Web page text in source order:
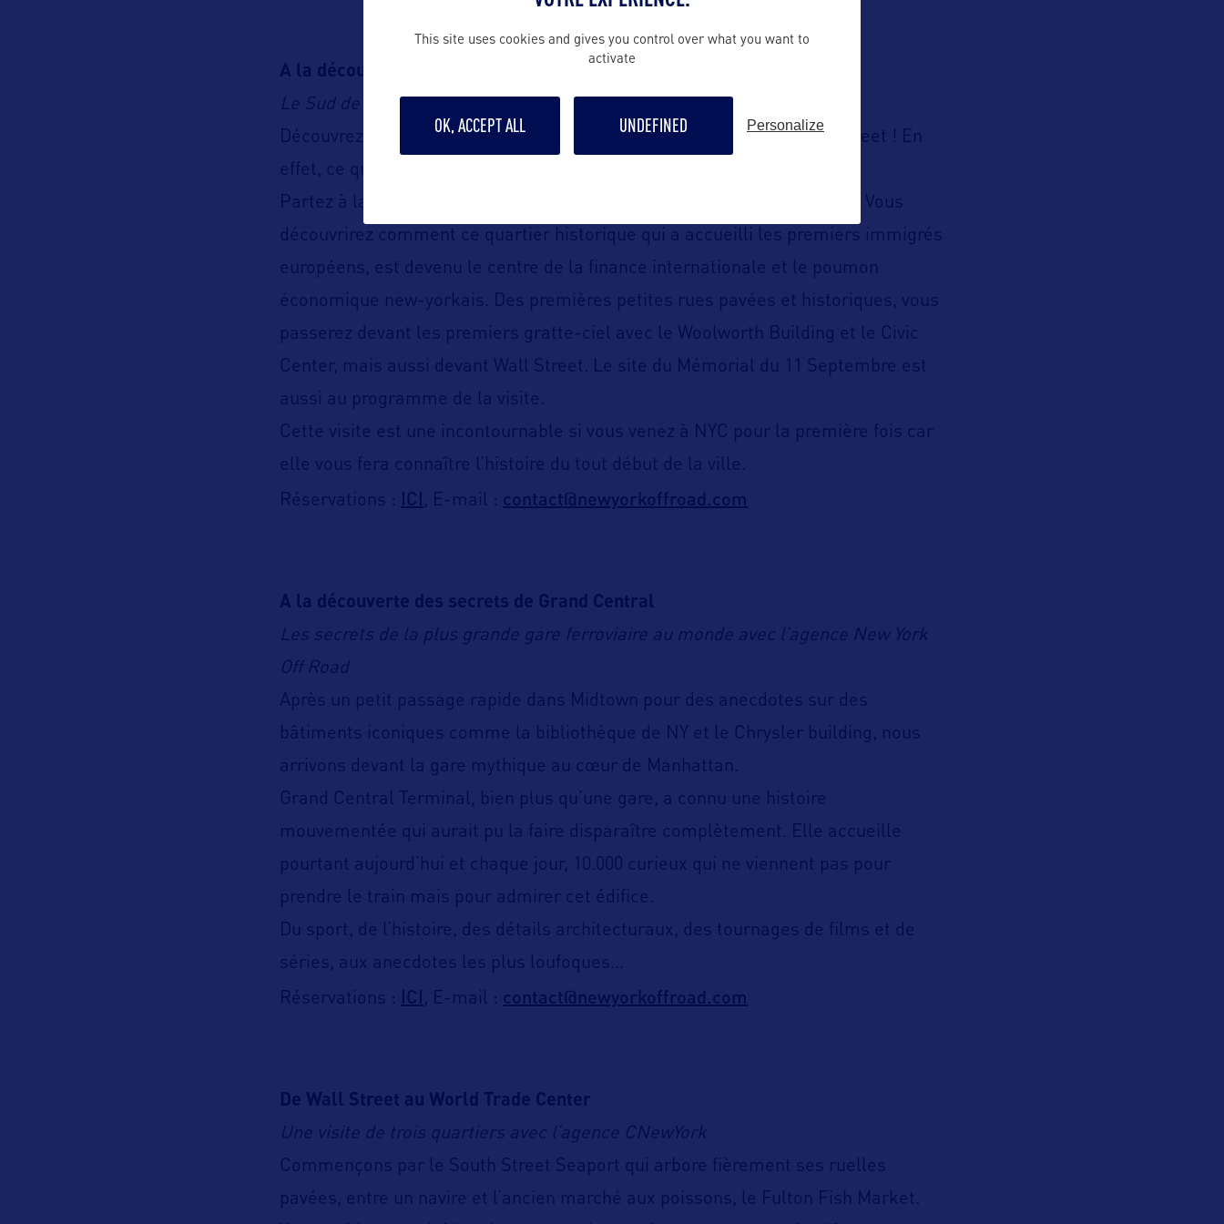
A la découverte du Lower Manhattan
Le Sud de Manhattan avec l’agence New York Off Road
Découvrez l’avant/après du Lower Manhattan qui n’est pas QUE Wall Street ! En
effet, ce quartier est le berceau de la ville.
Partez à la découverte du Financial District et des premiers gratte-ciel. Vous
découvrirez comment ce quartier historique qui a accueilli les premiers immigrés
européens, est devenu le centre de la finance internationale et le poumon
économique new-yorkais. Des premières petites rues pavées et historiques, vous
passerez devant les premiers gratte-ciel avec le Woolworth Building et le Civic
Center, mais aussi devant Wall Street. Le site du Mémorial du 11 Septembre est
aussi au programme de la visite.
Cette visite est une incontournable si vous venez à NYC pour la première fois car
elle vous fera connaître l’histoire du tout début de la ville.
Réservations : ICI , E-mail : contact@newyorkoffroad.com
A la découverte des secrets de Grand Central
Les secrets de la plus grande gare ferroviaire au monde avec l’agence New York
Off Road
Après un petit passage rapide dans Midtown pour des anecdotes sur des
bâtiments iconiques comme la bibliothèque de NY et le Chrysler building, nous
arrivons devant la gare mythique au cœur de Manhattan.
Grand Central Terminal, bien plus qu’une gare, a connu une histoire
mouvementée qui aurait pu la faire disparaître complètement. Elle accueille
pourtant aujourd’hui et chaque jour, 10.000 curieux qui ne viennent pas pour
prendre le train mais pour admirer cet édifice.
Du sport, de l’histoire, des détails architecturaux, des tournages de films et de
séries, aux anecdotes les plus loufoques…
Réservations : ICI , E-mail : contact@newyorkoffroad.com
De Wall Street au World Trade Center
Une visite de trois quartiers avec l’agence CNewYork
Commençons par le South Street Seaport qui arbore fièrement ses ruelles
pavées, entre un navire et l’ancien marché aux poissons, le Fulton Fish Market.
This site uses cookies and gives you control over what you want to
activate
OK, ACCEPT ALL UNDEFINED Personalize